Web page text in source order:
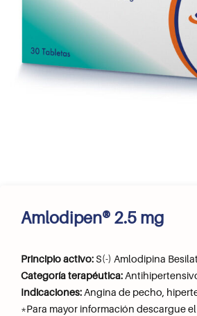
Amlodipen® 2.5 mg
Principio activo: S(-) Amlodipina
Categoría terapéutica:
Indicaciones: Angina de pecho,
*Para mayor información descargue